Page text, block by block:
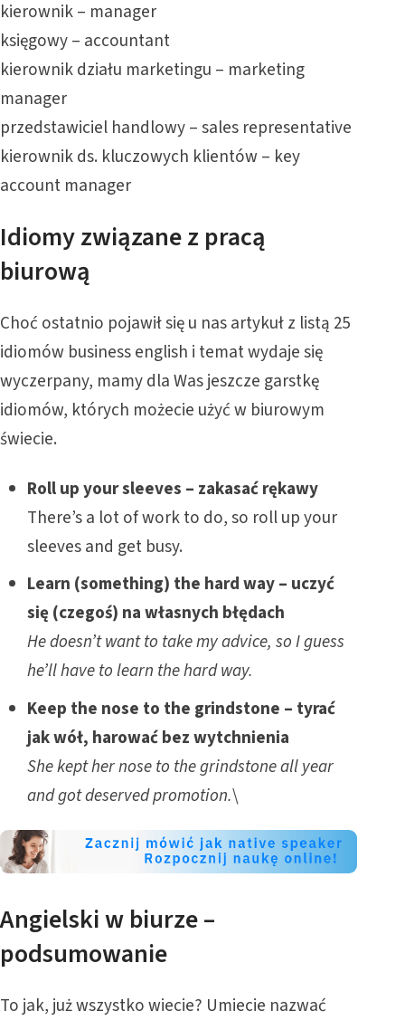
kierownik – manager
księgowy – accountant
kierownik działu marketingu – marketing
manager
przedstawiciel handlowy – sales representative
kierownik ds. kluczowych klientów – key
account manager
Idiomy związane z pracą
biurową
Choć ostatnio pojawił się u nasartykuł z listą 25
idiomów business english i temat wydaje się
wyczerpany, mamy dla Was jeszcze garstkę
idiomów, których możecie użyć w biurowym
świecie.
Roll up your sleeves – zakasać rękawy
There’s a lot of work to do, so roll up your
sleeves and get busy.
Learn (something) the hard way – uczyć
się (czegoś) na własnych błędach
He doesn’t want to take my advice, so I guess
he’ll have to learn the hard way.
Keep the nose to the grindstone – tyrać
jak wół, harować bez wytchnienia
She kept her nose to the grindstone all year
and got deserved promotion.\
Angielski w biurze –
podsumowanie
To jak, już wszystko wiecie? Umiecie nazwać